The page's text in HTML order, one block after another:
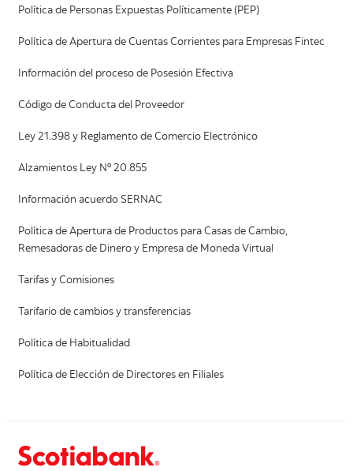
Política de Personas Expuestas Políticamente (PEP)
Política de Apertura de Cuentas Corrientes para Empresas Fintec
Información del proceso de Posesión Efectiva
Código de Conducta del Proveedor
Ley 21.398 y Reglamento de Comercio Electrónico
Alzamientos Ley Nº 20.855
Información acuerdo SERNAC
Política de Apertura de Productos para Casas de Cambio,
Remesadoras de Dinero y Empresa de Moneda Virtual
Tarifas y Comisiones
Tarifario de cambios y transferencias
Política de Habitualidad
Política de Elección de Directores en Filiales